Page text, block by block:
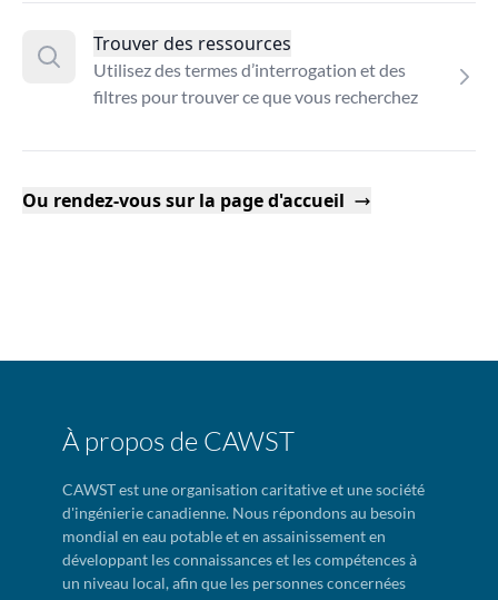
Trouver des ressources
Utilisez des termes d’interrogation et des
filtres pour trouver ce que vous recherchez
Ou rendez-vous sur la page d'accueil
À propos de CAWST
CAWST est une organisation caritative et une société
d'ingénierie canadienne. Nous répondons au besoin
mondial en eau potable et en assainissement en
développant les connaissances et les compétences à
un niveau local, afin que les personnes concernées